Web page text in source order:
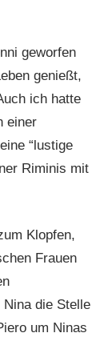
geworfen
genießt,
ich hatte
einer
“lustige
Riminis mit
Klopfen,
Frauen
die Stelle
um Ninas